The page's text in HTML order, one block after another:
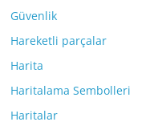
Güvenlik
Hareketli parçalar
Harita
Haritalama Sembolleri
Haritalar